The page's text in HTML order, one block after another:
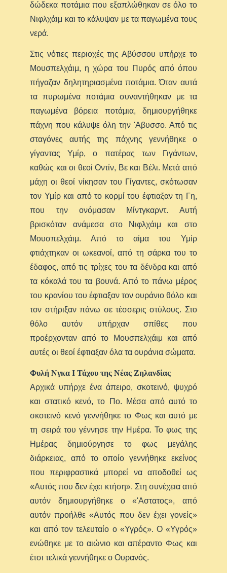
δώδεκα ποτάμια που εξαπλώθηκαν σε όλο το
Νιφλχάιμ και το κάλυψαν με τα παγωμένα τους
νερά.
Στις νότιες περιοχές της Αβύσσου υπήρχε το
Μουσπελχάιμ, η χώρα του Πυρός από όπου
πήγαζαν δηλητηριασμένα ποτάμια. Όταν αυτά
τα πυρωμένα ποτάμια συναντήθηκαν με τα
παγωμένα βόρεια ποτάμια, δημιουργήθηκε
πάχνη που κάλυψε όλη την 'Aβυσσο. Από τις
σταγόνες αυτής της πάχνης γεννήθηκε ο
γίγαντας Υμίρ, ο πατέρας των Γιγάντων,
καθώς και οι θεοί Οντίν, Βε και Βέλι. Μετά από
μάχη οι θεοί νίκησαν του Γίγαντες, σκότωσαν
τον Υμίρ και από το κορμί του έφτιαξαν τη Γη,
που την ονόμασαν Μίντγκαρντ. Αυτή
βρισκόταν ανάμεσα στο Νιφλχάιμ και στο
Μουσπελχάιμ. Από το αίμα του Υμίρ
φτιάχτηκαν οι ωκεανοί, από τη σάρκα του το
έδαφος, από τις τρίχες του τα δένδρα και από
τα κόκαλά του τα βουνά. Από το πάνω μέρος
του κρανίου του έφτιαξαν τον ουράνιο θόλο και
τον στήριξαν πάνω σε τέσσερις στύλους. Στο
θόλο αυτόν υπήρχαν σπίθες που
προέρχονταν από το Μουσπελχάιμ και από
αυτές οι θεοί έφτιαξαν όλα τα ουράνια σώματα.
Φυλή Νγκα Ι Τάχου της Νέας Ζηλανδίας
Αρχικά υπήρχε ένα άπειρο, σκοτεινό, ψυχρό
και στατικό κενό, το Πο. Μέσα από αυτό το
σκοτεινό κενό γεννήθηκε το Φως και αυτό με
τη σειρά του γέννησε την Ημέρα. Το φως της
Ημέρας δημιούργησε το φως μεγάλης
διάρκειας, από το οποίο γεννήθηκε εκείνος
που περιφραστικά μπορεί να αποδοθεί ως
«Αυτός που δεν έχει κτήση». Στη συνέχεια από
αυτόν δημιουργήθηκε ο «'Aστατος», από
αυτόν προήλθε «Αυτός που δεν έχει γονείς»
και από τον τελευταίο ο «Υγρός». Ο «Υγρός»
ενώθηκε με το αιώνιο και απέραντο Φως και
έτσι τελικά γεννήθηκε ο Ουρανός.